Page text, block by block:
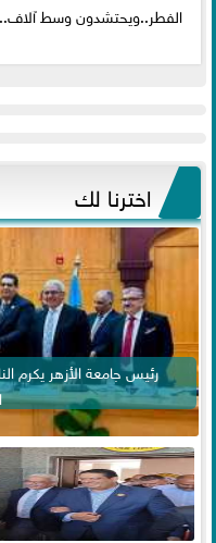
الفطر..ويحتشدون وسط
اخترنا لك
رئيس جامعة الأزهر يكرم